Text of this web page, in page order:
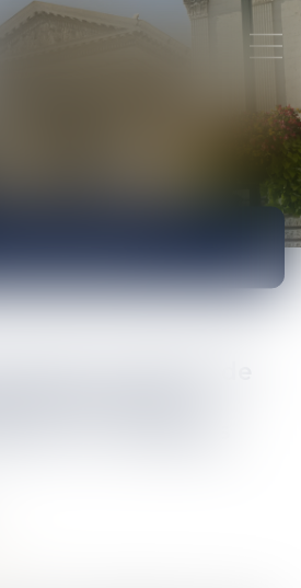
promesse de
de vente...
? | Actualités